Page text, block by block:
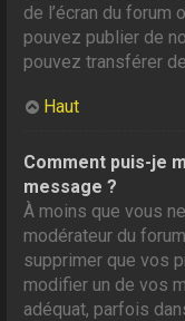
de l’écran du forum
pouvez publier de
pouvez transférer
Haut
Comment puis-je
message ?
À moins que vous
modérateur du
supprimer que vos
modifier un de vos
adéquat, parfois